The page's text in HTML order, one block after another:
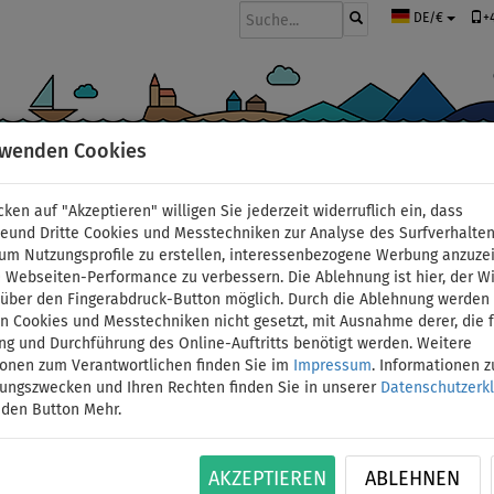
Cookies
auf "Akzeptieren" willigen Sie jederzeit widerruflich ein, dass
Dritte Cookies und Messtechniken zur Analyse des
Nutzungsprofile zu erstellen, interessenbezogene Werbung
Webseiten-Performance zu verbessern. Die Ablehnung ist hier, der
den Fingerabdruck-Button möglich. Durch die Ablehnung werden
Cookies und Messtechniken nicht gesetzt, mit Ausnahme derer, die
und Durchführung des Online-Auftritts benötigt werden. Weitere
zum Verantwortlichen finden Sie im
Impressum. Informationen
und Ihren Rechten finden Sie in unserer
Button Mehr.
AKZEPTIEREN ABLEHNEN
DE/€
Wasser